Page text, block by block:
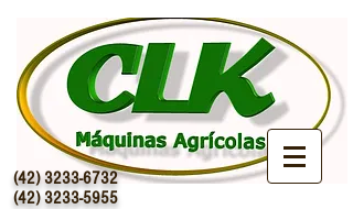
(42) 3233-6732
(42) 3233-5955